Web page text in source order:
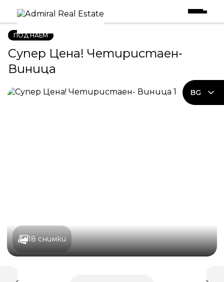
BG
Супер Цена! Четиристаен- Виница
ПОД НАЕМ
Супер Цена! Четиристаен-
Виница
18 снимки